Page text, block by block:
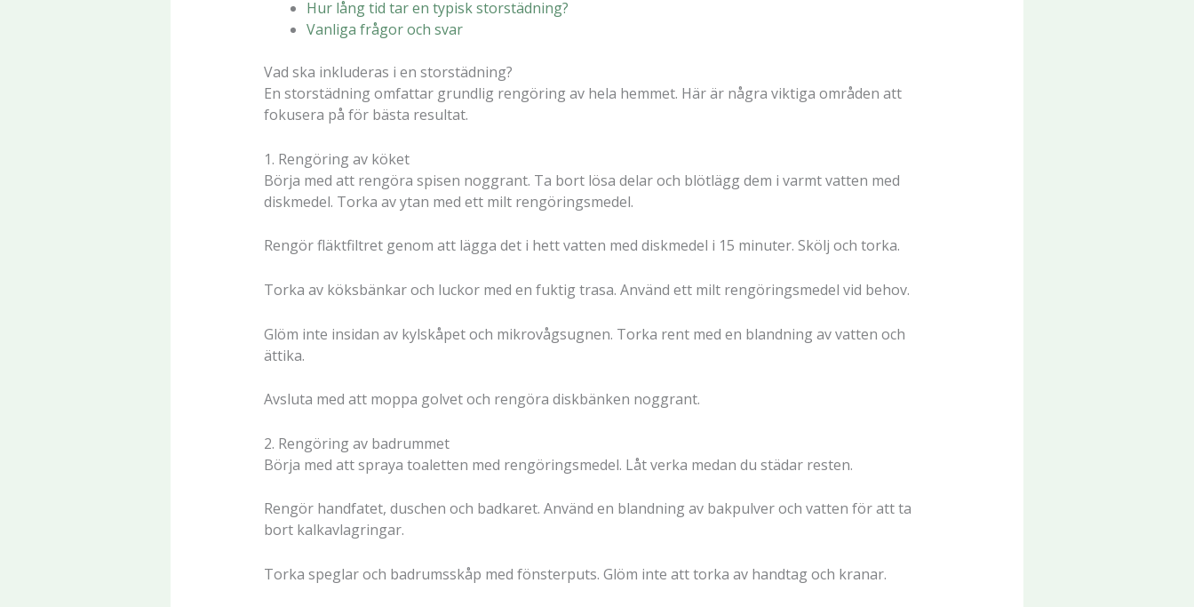
Hur lång tid tar en typisk storstädning?
Vanliga frågor och svar
Vad ska inkluderas i en storstädning?
En storstädning omfattar grundlig rengöring av hela hemmet. Här är några viktiga områden att
fokusera på för bästa resultat.
1. Rengöring av köket
Börja med att rengöra spisen noggrant. Ta bort lösa delar och blötlägg dem i varmt vatten med
diskmedel. Torka av ytan med ett milt rengöringsmedel.
Rengör fläktfiltret genom att lägga det i hett vatten med diskmedel i 15 minuter. Skölj och torka.
Torka av köksbänkar och luckor med en fuktig trasa. Använd ett milt rengöringsmedel vid behov.
Glöm inte insidan av kylskåpet och mikrovågsugnen. Torka rent med en blandning av vatten och
ättika.
Avsluta med att moppa golvet och rengöra diskbänken noggrant.
2. Rengöring av badrummet
Börja med att spraya toaletten med rengöringsmedel. Låt verka medan du städar resten.
Rengör handfatet, duschen och badkaret. Använd en blandning av bakpulver och vatten för att ta
bort kalkavlagringar.
Torka speglar och badrumsskåp med fönsterputs. Glöm inte att torka av handtag och kranar.